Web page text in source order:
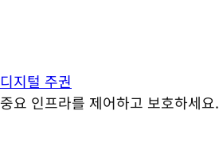
디지털 주권
중요 인프라를 제어하고 보호하세요.